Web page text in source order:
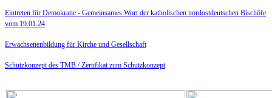
Eintreten für Demokratie - Gemeinsames Wort der katholischen nordostdeutschen Bischöfe
vom 19.01.24
Erwachsenenbildung für Kirche und Gesellschaft
Schutzkonzept des TMB / Zertifikat zum Schutzkonzept